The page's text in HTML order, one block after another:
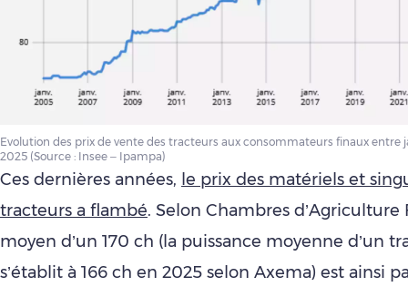
Evolution des prix de vente des tracteurs aux consommateurs finaux entre
2025 (Source : Insee – Ipampa)
Ces dernières années, le prix des matériels et
tracteurs a flambé. Selon Chambres d’Agriculture
moyen d’un 170 ch (la puissance moyenne d’un
s’établit à 166 ch en 2025 selon Axema) est ainsi